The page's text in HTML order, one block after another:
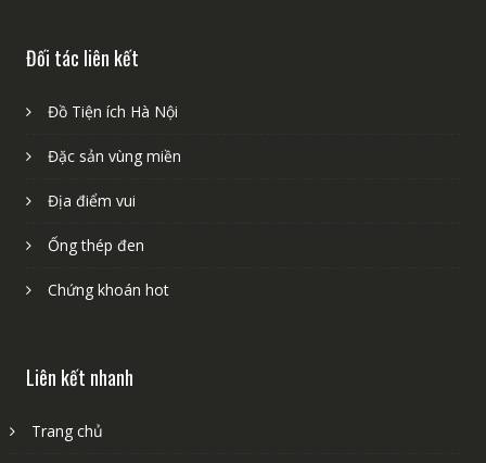
Đối tác liên kết
Đồ Tiện ích Hà Nội
Đặc sản vùng miền
Địa điểm vui
Ống thép đen
Chứng khoán hot
Liên kết nhanh
Trang chủ